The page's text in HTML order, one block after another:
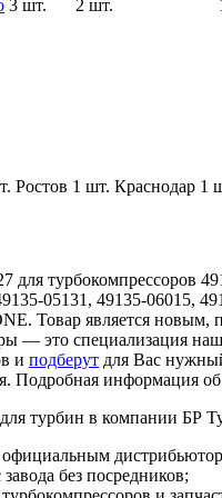
3 шт. 2 шт.
Ростов 1 шт. Краснодар 1
для турбокомпрессоров
05131, 49135-06015,
Товар является
— это специализация
и подберут для Вас
Подробная информация
турбин в компании БР
без посредников;